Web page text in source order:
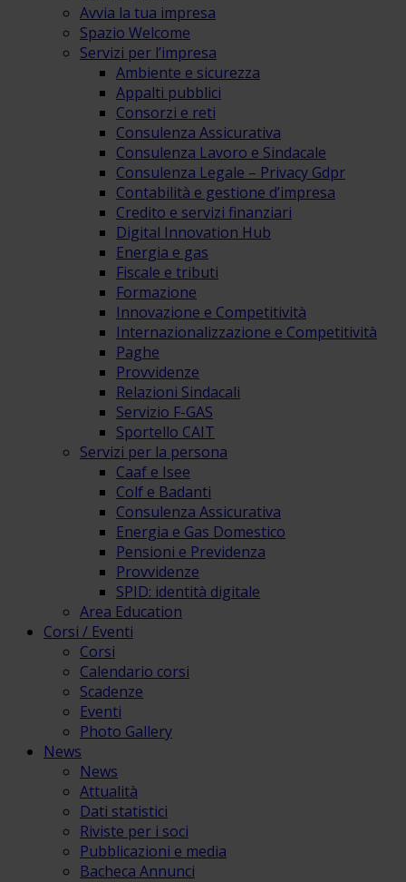
Avvia la tua impresa
Spazio Welcome
Servizi per l’impresa
Ambiente e sicurezza
Appalti pubblici
Consorzi e reti
Consulenza Assicurativa
Consulenza Lavoro e Sindacale
Consulenza Legale – Privacy Gdpr
Contabilità e gestione d’impresa
Credito e servizi finanziari
Digital Innovation Hub
Energia e gas
Fiscale e tributi
Formazione
Innovazione e Competitività
Internazionalizzazione e Competitività
Paghe
Provvidenze
Relazioni Sindacali
Servizio F-GAS
Sportello CAIT
Servizi per la persona
Caaf e Isee
Colf e Badanti
Consulenza Assicurativa
Energia e Gas Domestico
Pensioni e Previdenza
Provvidenze
SPID: identità digitale
Area Education
Corsi / Eventi
Corsi
Calendario corsi
Scadenze
Eventi
Photo Gallery
News
News
Attualità
Dati statistici
Riviste per i soci
Pubblicazioni e media
Bacheca Annunci